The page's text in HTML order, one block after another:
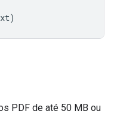
)
PDF de até 50 MB ou